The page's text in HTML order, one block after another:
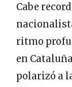
Cabe
ritmo
en
polarizó a